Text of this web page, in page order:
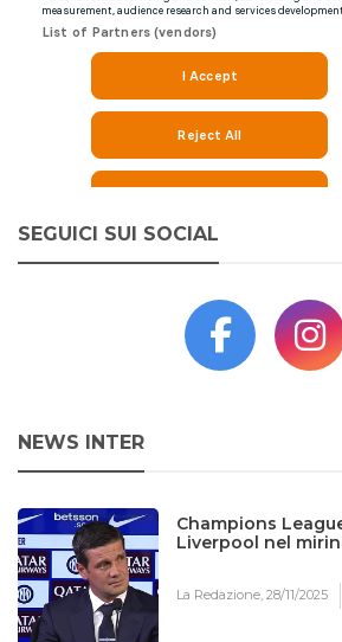
SEGUICI SUI SOCIAL
NEWS INTER
Champions
Liverpool nel
La Redazione,28/11/2025